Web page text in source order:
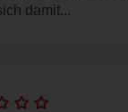
damit...